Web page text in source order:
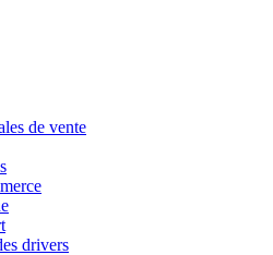
de vente
drivers